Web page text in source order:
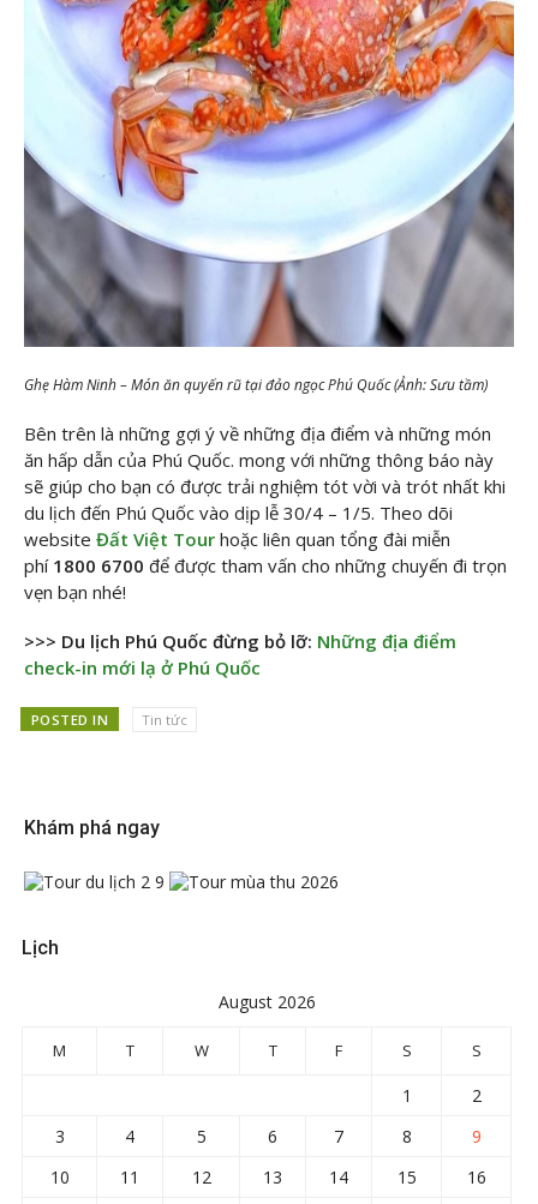
Ghẹ Hàm Ninh – Món ăn quyến rũ tại đảo ngọc Phú Quốc (Ảnh: Sưu tầm)
Bên trên là những gợi ý về những địa điểm và những món
ăn hấp dẫn của Phú Quốc. mong với những thông báo này
sẽ giúp cho bạn có được trải nghiệm tót vời và trót nhất khi
du lịch đến Phú Quốc vào dịp lễ 30/4 – 1/5. Theo dõi
website Đất Việt Tour hoặc liên quan tổng đài miễn
phí 1800 6700 để được tham vấn cho những chuyến đi trọn
vẹn bạn nhé!
>>> Du lịch Phú Quốc đừng bỏ lỡ: Những địa điểm
check-in mới lạ ở Phú Quốc
POSTED IN Tin tức
Khám phá ngay
Lịch
August 2026
M T W T F S S
1
2
3
4 5 6 7 8
9
10
11 12 13 14 15
16